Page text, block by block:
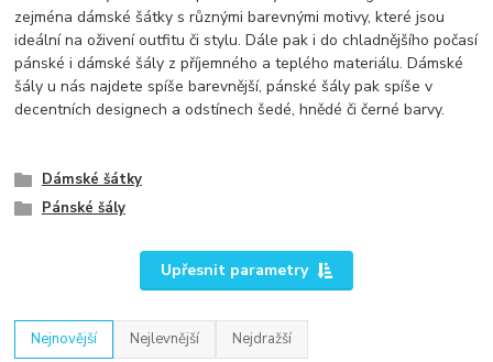
zejména dámské šátky s různými barevnými motivy, které jsou
ideální na oživení outfitu či stylu. Dále pak i do chladnějšího počasí
pánské i dámské šály z příjemného a teplého materiálu. Dámské
šály u nás najdete spíše barevnější, pánské šály pak spíše v
decentních designech a odstínech šedé, hnědé či černé barvy.
Dámské šátky
Pánské šály
Upřesnit parametry
Nejnovější Nejlevnější Nejdražší